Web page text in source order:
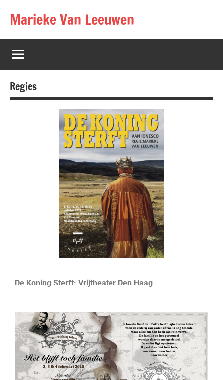
Marieke Van Leeuwen
Regies
De Koning Sterft: Vrijtheater Den Haag